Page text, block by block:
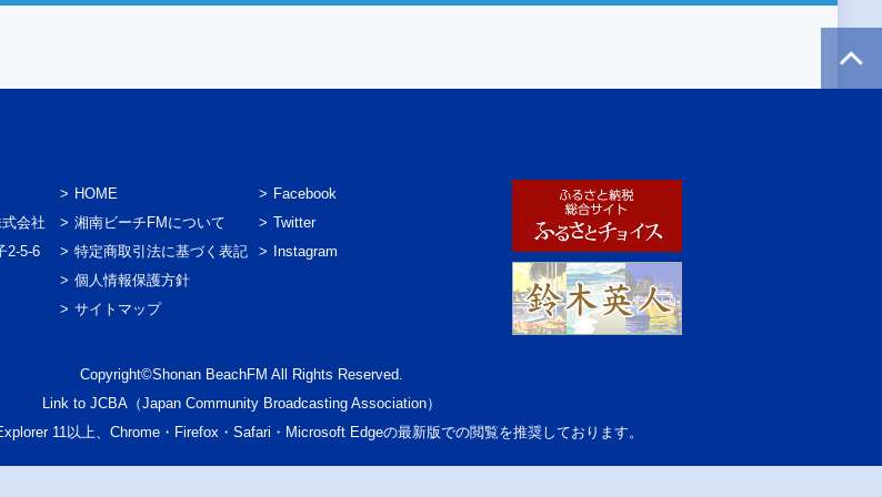
会社
2-5-6
HOME
湘南ビーチFMについて
特定商取引法に基づく表記
個人情報保護方針
サイトマップ
Facebook
Twitter
Instagram
Copyright©Shonan BeachFM All Rights Reserved.
Link to JCBA（Japan Community Broadcasting Association）
11以上、Chrome・Firefox・Safari・Microsoft Edgeの最新版での閲覧を推奨しております。